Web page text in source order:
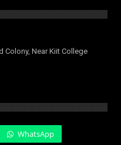
Colony, Near Kiit College
WhatsApp